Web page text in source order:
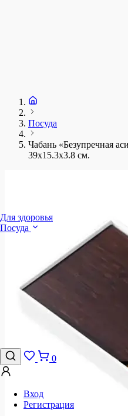
Для здоровья
Посуда
0
Вход
Регистрация
Посуда
Чабань «Безупречная
39х15.3х3.8 см.